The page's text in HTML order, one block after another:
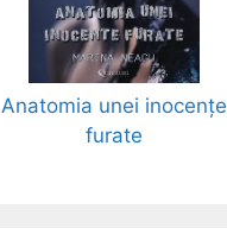
Anatomia unei inocențe
furate